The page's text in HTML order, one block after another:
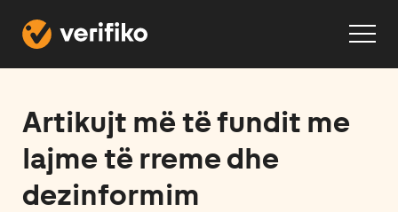
Artikujt më të fundit me
lajme të rreme dhe
dezinformim